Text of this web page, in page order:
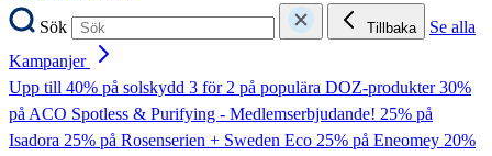
Sök
Tillbaka
Se alla
Kampanjer
Upp till 40% på solskydd 3 för 2 på populära DOZ-produkter30%
på ACO Spotless & Purifying - Medlemserbjudande! 25% på
Isadora 25% på Rosenserien + Sweden Eco 25% på Eneomey 20%